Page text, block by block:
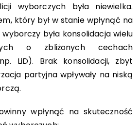
wyborczych była niewielka.
który był w stanie wpłynąć na
była konsolidacja wielu
o zbliżonych cechach
LiD). Brak konsolidacji, zbyt
partyjna wpływały na niską
wpłynąć na skuteczność